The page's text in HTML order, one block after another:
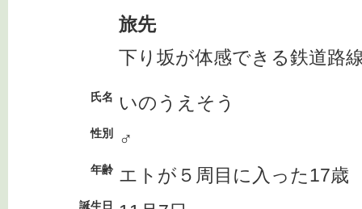
旅先
下り坂が体感できる鉄道路
氏名 いのうえそう
性別 ♂
年齢 エトが５周目に入った17歳
誕生日